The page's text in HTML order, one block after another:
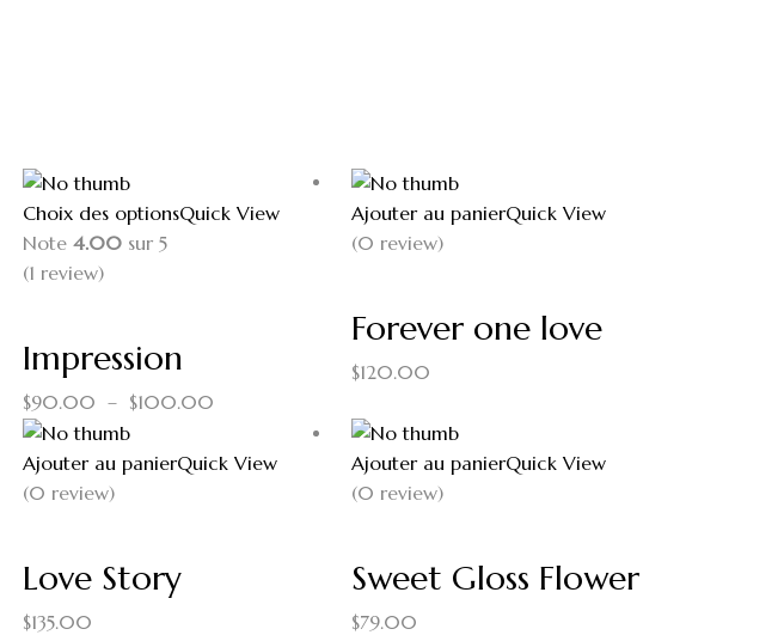
Choix des optionsQuick View
Note 4.00 sur 5
(1 review)
Impression
$90.00 – $100.00
Ajouter au panierQuick View
(0 review)
Forever one love
$120.00
Ajouter au panierQuick View
(0 review)
Love Story
$135.00
Ajouter au panierQuick View
(0 review)
Sweet Gloss Flower
$79.00